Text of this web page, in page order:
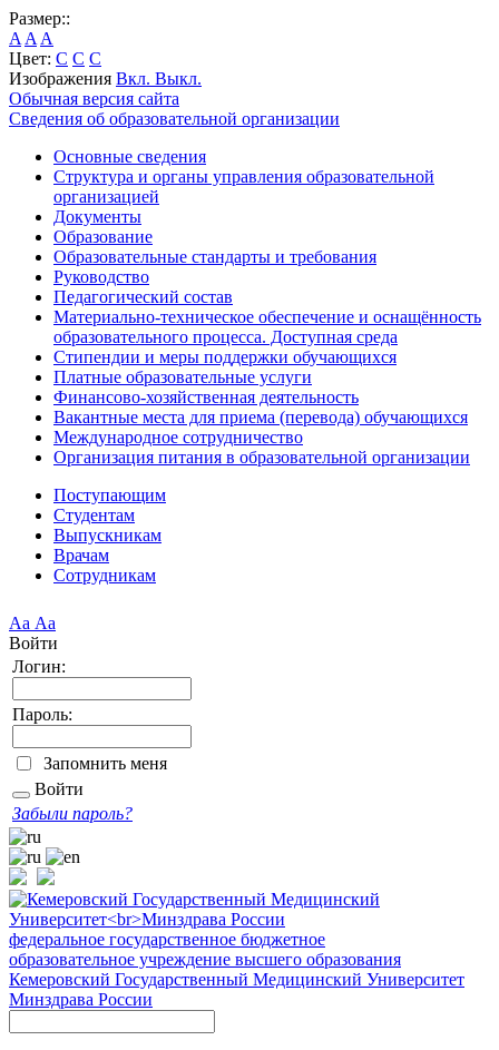
Размер::
A A A
Цвет: C C C
Изображения Вкл. Выкл.
Обычная версия сайта
Сведения об образовательной организации
Основные сведения
Структура и органы управления образовательной
организацией
Документы
Образование
Образовательные стандарты и требования
Руководство
Педагогический состав
Материально-техническое обеспечение и оснащённость
образовательного процесса. Доступная среда
Стипендии и меры поддержки обучающихся
Платные образовательные услуги
Финансово-хозяйственная деятельность
Вакантные места для приема (перевода) обучающихся
Международное сотрудничество
Организация питания в образовательной организации
Поступающим
Студентам
Выпускникам
Врачам
Сотрудникам
Аа Аа
Войти
Логин:
Пароль:
Запомнить меня
Войти
Забыли пароль?
федеральное государственное бюджетное
образовательное учреждение высшего образования
Кемеровский Государственный Медицинский Университет
Минздрава России